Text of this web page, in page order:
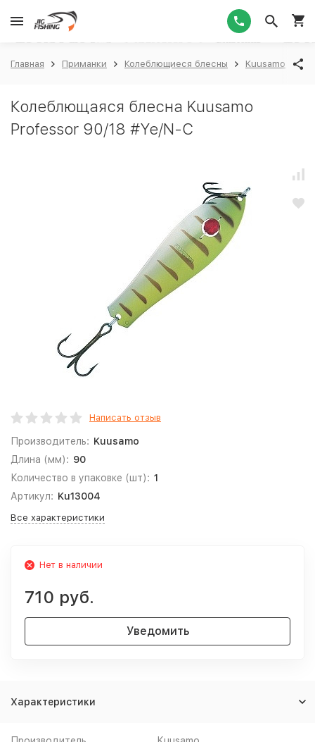
Главная Приманки Колеблющиеся блесны Kuusamo
Колеблющаяся блесна Kuusamo
Professor 90/18 #Ye/N-C
Написать отзыв
Производитель: Kuusamo
Длина (мм): 90
Количество в упаковке (шт): 1
Артикул: Ku13004
Все характеристики
Нет в наличии
710 руб.
Уведомить
Характеристики